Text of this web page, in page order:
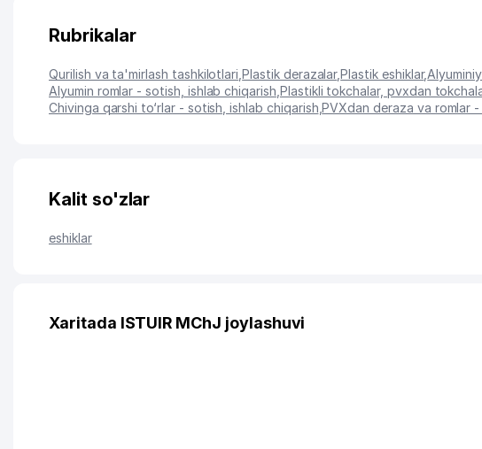
Rubrikalar
Qurilish va ta'mirlash tashkilotlari ,Plastik derazalar,Plastik eshiklar,
Alyumin romlar - sotish, ishlab chiqarish Plastikli tokchalar, pvxdan
Chivinga qarshi to‘rlar - sotish, ishlab chiqarish ,PVXdan deraza va romlar
Kalit so'zlar
eshiklar
Xaritada ISTUIR MChJ joylashuvi